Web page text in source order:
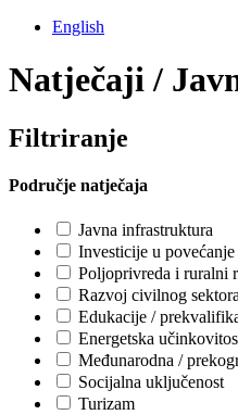
English
Natječaji /
Filtriranje
Područje natječaja
Javna infrastruktura
Investicije u
Poljoprivreda i ruralni
Razvoj civilnog sektora
Edukacije /
Energetska
Međunarodna /
Socijalna uključenost
Turizam